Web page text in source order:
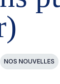
NOS NOUVELLES